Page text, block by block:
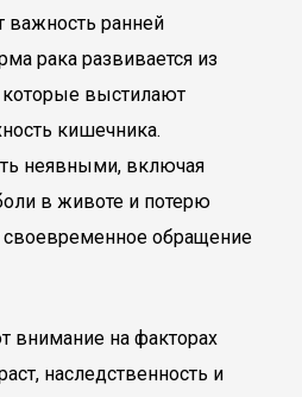
важность ранней
рака развивается из
выстилают
кишечника.
неявными, включая
в животе и потерю
своевременное обращение
внимание на факторах
наследственность и